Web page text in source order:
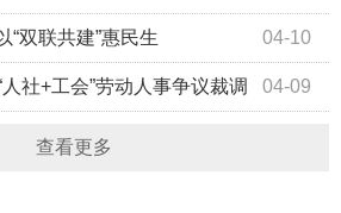
一次性交通补助】 04-10
“双联共建”惠民生
04-09
人社+工会”劳动人事争议裁调
查看更多